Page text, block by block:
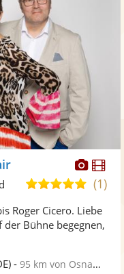
Fotos
5,0
5
Sternen
(1)
Roger Cicero. Liebe
Bühne begegnen,
-95 km von Osnabrück